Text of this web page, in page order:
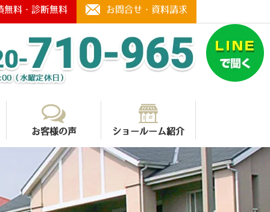
無料・診断無料 お問合せ・資料請求
お客様の声 ショールーム紹介